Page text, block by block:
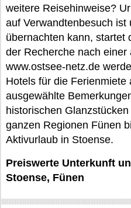
weitere Reisehinweise?
auf Verwandtenbesuch ist
übernachten kann, startet
der Recherche nach
www.ostsee-netz.de
Hotels für die
ausgewählte
historischen
ganzen Regionen Fünen
Aktivurlaub in Stoense.
Preiswerte Unterkunft
Stoense, Fünen